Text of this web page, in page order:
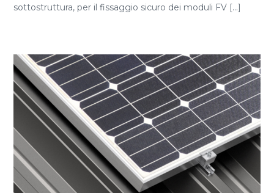
sottostruttura, per il fissaggio sicuro dei moduli FV [...]